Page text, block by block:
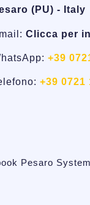
(PU) - Italy
Clicca per
+39
+39 0721
Pesaro System